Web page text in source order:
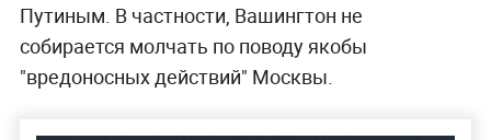
Путиным. В частности, Вашингтон не
собирается молчать по поводу якобы
"вредоносных действий" Москвы.